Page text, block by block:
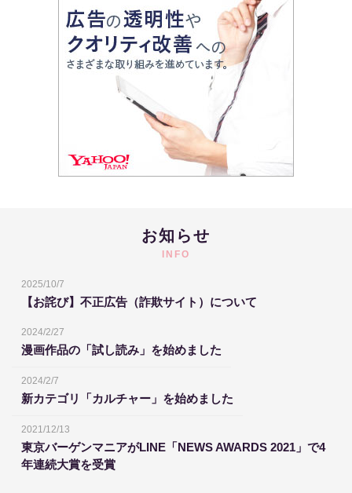
お知らせ
INFO
2025/10/7
【お詫び】不正広告（詐欺サイト）について
2024/2/27
漫画作品の「試し読み」を始めました
2024/2/7
新カテゴリ「カルチャー」を始めました
2021/12/13
東京バーゲンマニアがLINE「NEWS AWARDS 2021」で4
年連続大賞を受賞